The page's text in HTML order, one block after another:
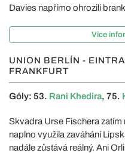
Davies napřímo ohrozili
Více
UNION BERLÍN -
FRANKFURT
Góly: 53. Rani Khedira, 75.
Skvadra Urse Fischera zatím
naplno využila zaváhání
nadále zůstává reálný. Ani